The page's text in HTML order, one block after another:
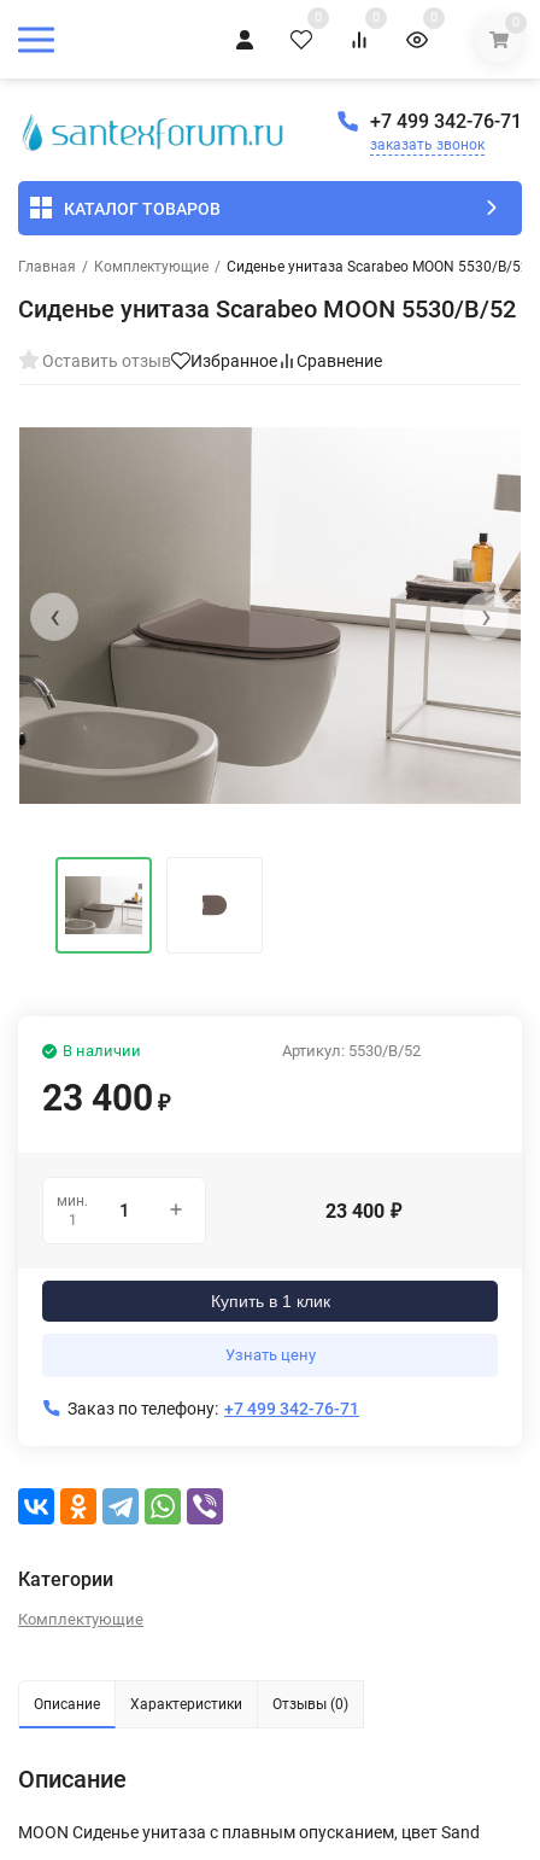
0 0 0 0
+7 499 342-76-71
заказать звонок
КАТАЛОГ ТОВАРОВ
Главная / Комплектующие / Сиденье унитаза Scarabeo MOON 5530/B/52
Сиденье унитаза Scarabeo MOON 5530/B/52
Оставить отзыв Избранное Сравнение
‹ ›
Артикул: 5530/B/52
В наличии
23 400 ₽
мин.
1
23 400 ₽
Купить в 1 клик
Узнать цену
Заказ по телефону: +7 499 342-76-71
Категории
Комплектующие
Описание Характеристики Отзывы (0)
Описание
MOON Сиденье унитаза с плавным опусканием, цвет Sand